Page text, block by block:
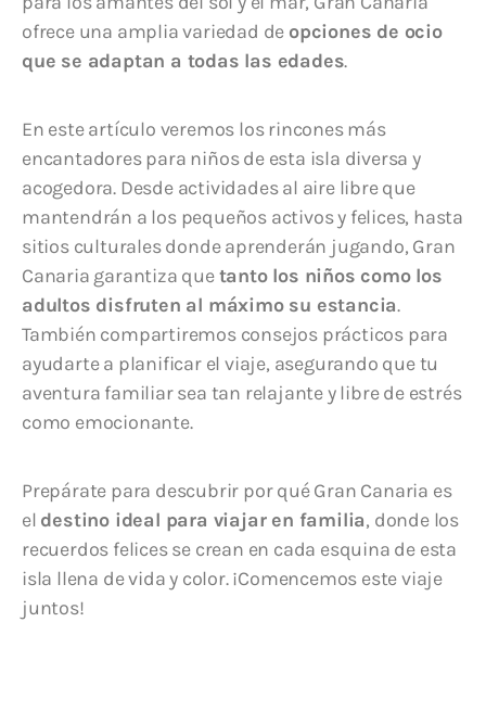
ofrece una amplia variedad de opciones de ocio
que se adaptan a todas las edades.
En este artículo veremos los rincones más
encantadores para niños de esta isla diversa y
acogedora. Desde actividades al aire libre que
mantendrán a los pequeños activos y felices, hasta
sitios culturales donde aprenderán jugando, Gran
Canaria garantiza quetanto los niños como los
adultos disfruten al máximo su estancia.
También compartiremos consejos prácticos para
ayudarte a planificar el viaje, asegurando que tu
aventura familiar sea tan relajante y libre de estrés
como emocionante.
Prepárate para descubrir por qué Gran Canaria es
el destino ideal para viajar en familia, donde los
recuerdos felices se crean en cada esquina de esta
isla llena de vida y color. ¡Comencemos este viaje
juntos!